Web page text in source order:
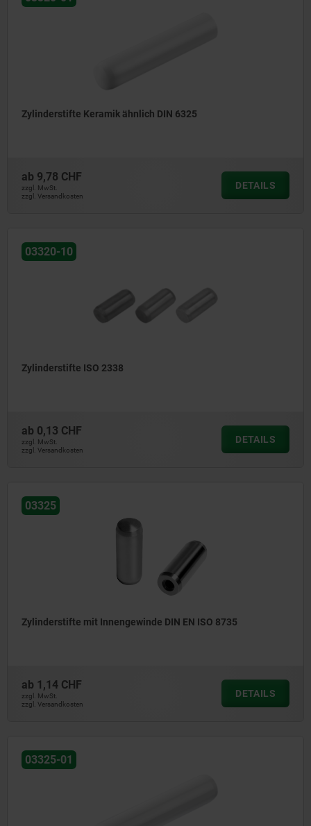
Zylinderstifte Keramik ähnlich DIN 6325
ab 9,78 CHF
zzgl. MwSt.
zzgl. Versandkosten
DETAILS
03320-10
Zylinderstifte ISO 2338
ab 0,13 CHF
zzgl. MwSt.
zzgl. Versandkosten
DETAILS
03325
Zylinderstifte mit Innengewinde DIN EN ISO 8735
ab 1,14 CHF
zzgl. MwSt.
zzgl. Versandkosten
DETAILS
03325-01